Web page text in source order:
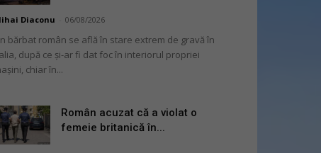
Diaconu 06/08/2026
bărbat român se află în stare extrem de gravă în
după ce și-ar fi dat foc în interiorul propriei
chiar în...
Român acuzat că a violat o
femeie britanică în...